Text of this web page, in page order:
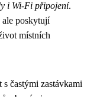
i Wi-Fi připojení.
ale poskytují
místních
častými zastávkami